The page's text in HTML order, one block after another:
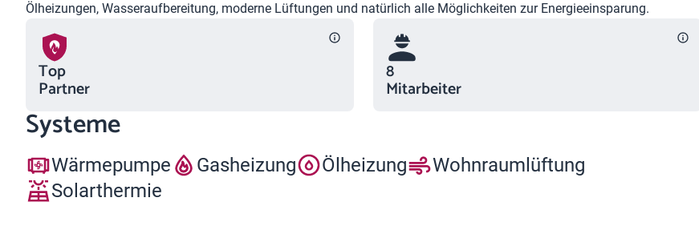
Ölheizungen, Wasseraufbereitung, moderne Lüftungen und natürlich alle Möglichkeiten zur Energieeinsparung.
Top
Partner
8
Mitarbeiter
Systeme
Wärmepumpe Gasheizung Ölheizung
Wohnraumlüftung
Solarthermie